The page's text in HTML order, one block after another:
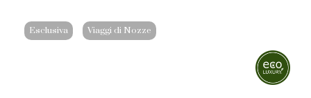
Esclusiva Viaggi di Nozze